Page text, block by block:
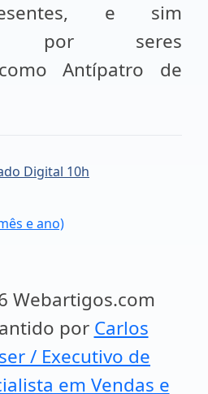
e sim
por seres
Antípatro de
Digital 10h
e ano)
Webartigos.com
por Carlos
/ Executivo de
em Vendas e